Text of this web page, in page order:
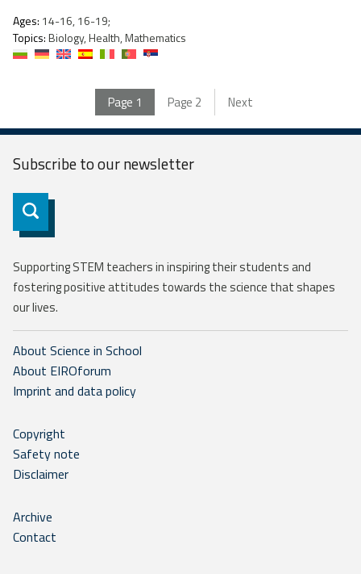
Ages: 14-16, 16-19;
Topics:Biology, Health, Mathematics
Page 1 Page 2 Next
Subscribe to ournewsletter
Subscribe
Supporting STEM teachers in inspiring their students and
fostering positive attitudes towards the science that shapes
our lives.
About Science in School
About EIROforum
Imprint and data policy
Copyright
Safety note
Disclaimer
Archive
Contact